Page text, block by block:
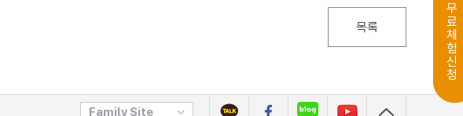
목록
Family Site
무료체험신청